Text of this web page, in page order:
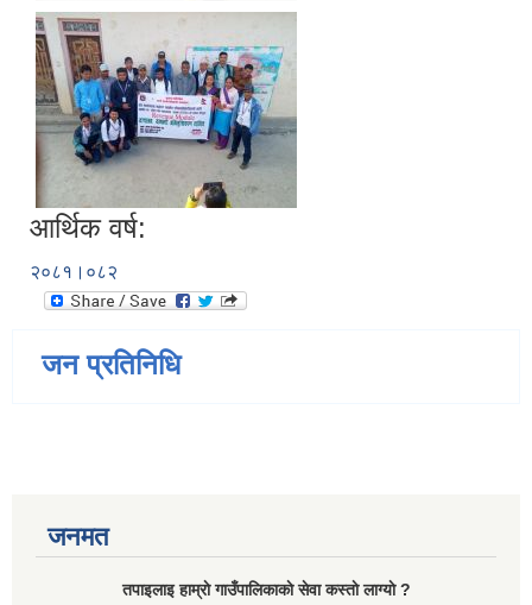
आर्थिक वर्ष:
२०८१।०८२
जन प्रतिनिधि
जनमत
तपाइलाइ हाम्राे गाउँपालिकाकाे सेवा कस्ताे लाग्याे ?